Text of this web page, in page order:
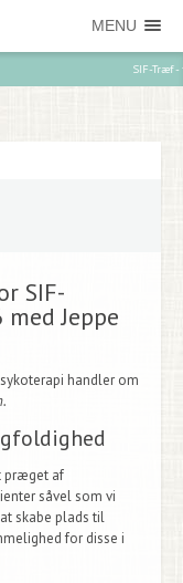
MENU
SIF-
Jeppe
handler om
præget af
såvel som vi
skabe plads til
for disse i